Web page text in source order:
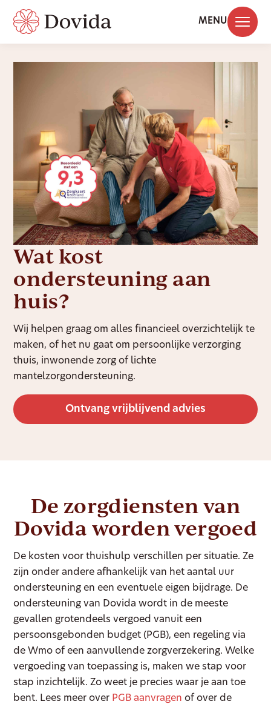
MENU
Wat kost
ondersteuning aan
huis?
Wij helpen graag om alles financieel overzichtelijk te
maken, of het nu gaat om persoonlijke verzorging
thuis, inwonende zorg of lichte
mantelzorgondersteuning.
Ontvang vrijblijvend advies
De zorgdiensten van
Dovida worden vergoed
De kosten voor thuishulp verschillen per situatie. Ze
zijn onder andere afhankelijk van het aantal uur
ondersteuning en een eventuele eigen bijdrage. De
ondersteuning van Dovida wordt in de meeste
gevallen grotendeels vergoed vanuit een
persoonsgebonden budget (PGB), een regeling via
de Wmo of een aanvullende zorgverzekering. Welke
vergoeding van toepassing is, maken we stap voor
stap inzichtelijk. Zo weet je precies waar je aan toe
bent. Lees meer over PGB aanvragen of over de